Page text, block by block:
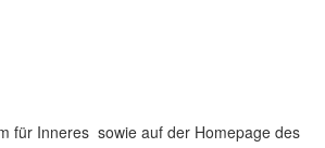
für Inneres sowie auf der Homepage des